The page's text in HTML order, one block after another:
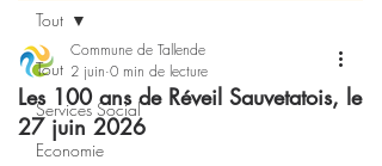
Tout
Services Social
Economie
Tout
Les 100 ans de Réveil Sauvetatois, le
27 juin 2026
Commune de Tallende
2 juin 0 min de lecture